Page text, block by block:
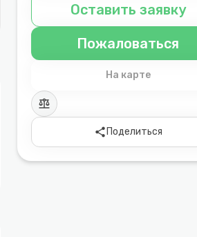
Оставить заявку
Пожаловаться
На карте
balance
share Поделиться